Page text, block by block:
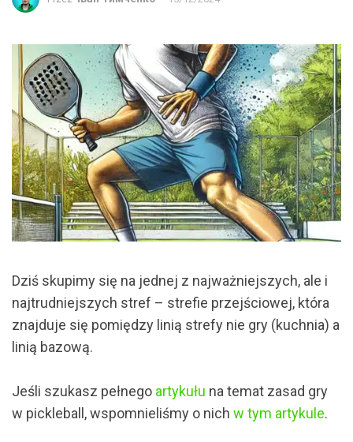
Dziś skupimy się na jednej z najważniejszych, ale i
najtrudniejszych stref – strefie przejściowej, która
znajduje się pomiędzy linią strefy nie gry (kuchnia) a
linią bazową.
Jeśli szukasz pełnego artykułu na temat zasad gry
w pickleball, wspomnieliśmy o nich w tym artykule.